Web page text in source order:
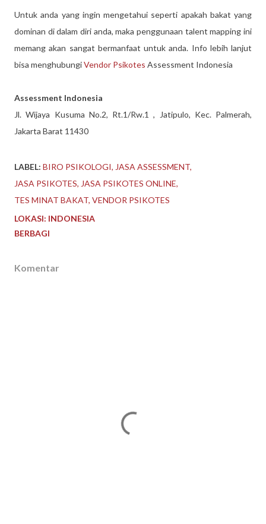
Untuk anda yang ingin mengetahui seperti apakah bakat yang
dominan di dalam diri anda, maka penggunaan talent mapping ini
memang akan sangat bermanfaat untuk anda. Info lebih lanjut
bisa menghubungiVendor Psikotes Assessment Indonesia
Assessment Indonesia
Jl. Wijaya Kusuma No.2, Rt.1/Rw.1 , Jatipulo, Kec. Palmerah,
Jakarta Barat 11430
LABEL: BIRO PSIKOLOGI
JASA ASSESSMENT
JASA PSIKOTES JASA PSIKOTES ONLINE
TES MINAT BAKAT VENDOR PSIKOTES
LOKASI: INDONESIA
BERBAGI
Komentar